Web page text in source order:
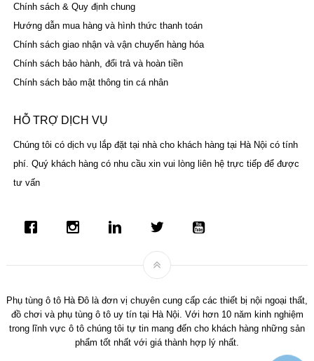
Chính sách & Quy định chung
Hướng dẫn mua hàng và hình thức thanh toán
Chính sách giao nhận và vận chuyển hàng hóa
Chính sách bảo hành, đổi trả và hoàn tiền
Chính sách bảo mật thông tin cá nhân
HỖ TRỢ DỊCH VỤ
Chúng tôi có dịch vụ lắp đặt tại nhà cho khách hàng tại Hà Nội có tính
phí. Quý khách hàng có nhu cầu xin vui lòng liên hệ trực tiếp để được
tư vấn
Phụ tùng ô tô Hà Đô là đơn vị chuyên cung cấp các thiết bị nội ngoại thất,
đồ chơi và phụ tùng ô tô uy tín tại Hà Nội. Với hơn 10 năm kinh nghiệm
trong lĩnh vực ô tô chúng tôi tự tin mang đến cho khách hàng những sản
phẩm tốt nhất với giá thành hợp lý nhất.